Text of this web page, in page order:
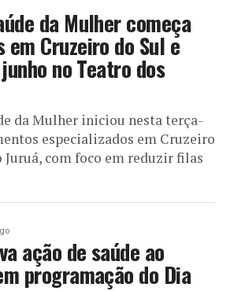
da Mulher começa
Cruzeiro do Sul e
no Teatro dos
da Mulher iniciou nesta terça-
especializados em Cruzeiro
Juruá, com foco em reduzir filas
ação de saúde ao
programação do Dia